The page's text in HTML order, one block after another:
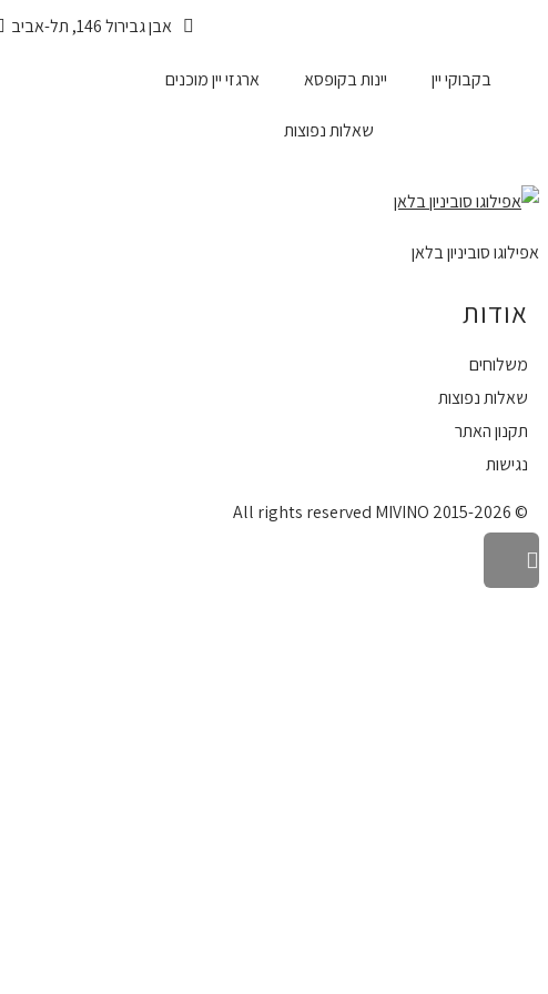
משלוחים עד הבית לכל הארץ
אבן גבירול 146, תל-אביב
בקבוקי יין יינות בקופסא ארגזי יין מוכנים
שאלות נפוצות
אפילוגו סוביניון בלאן
אודות
משלוחים
שאלות נפוצות
תקנון האתר
נגישות
© All rights reserved MIVINO 2015-2026